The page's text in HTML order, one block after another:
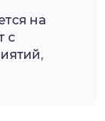
на
с